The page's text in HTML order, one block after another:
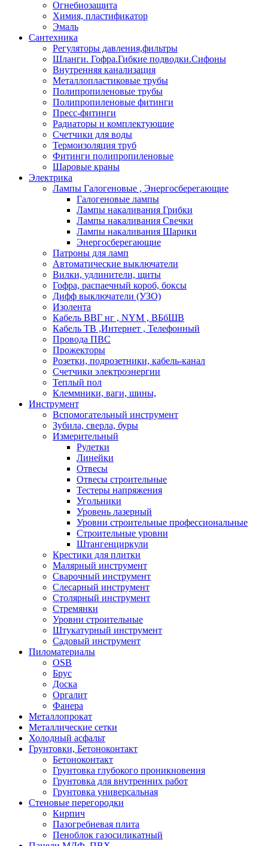
Огнебиозащита
Химия, пластификатор
Эмаль
Сантехника
Регуляторы давления,фильтры
Шланги. Гофра.Гибкие подводки.Сифоны
Внутренняя канализация
Металлопластиковые трубы
Полипропиленовые трубы
Полипропиленовые фитинги
Пресс-фитинги
Радиаторы и комплектующие
Счетчики для воды
Термоизоляция труб
Фитинги полипропиленовые
Шаровые краны
Электрика
Лампы Галогеновые , Энергосберегающие
Галогеновые лампы
Лампы накаливания Грибки
Лампы накаливания Свечки
Лампы накаливания Шарики
Энергосберегающие
Патроны для ламп
Автоматические выключатели
Вилки, удлинители, щиты
Гофра, распаечный короб, боксы
Дифф выключатели (УЗО)
Изолента
Кабель ВВГ нг , NYM , ВБбШВ
Кабель ТВ ,Интернет , Телефонный
Провода ПВС
Прожекторы
Розетки, подрозетники, кабель-канал
Счетчики электроэнергии
Теплый пол
Клеммники, ваги, шины,
Инструмент
Вспомогательный инструмент
Зубила, сверла, буры
Измерительный
Рулетки
Линейки
Отвесы
Отвесы строительные
Тестеры напряжения
Угольники
Уровень лазерный
Уровни строительные профессиональные
Строительные уровни
Штангенциркули
Крестики для плитки
Малярный инструмент
Сварочный инструмент
Слесарный инструмент
Столярный инструмент
Стремянки
Уровни строительные
Штукатурный инструмент
Садовый инструмент
Пиломатериалы
OSB
Брус
Доска
Оргалит
Фанера
Металлопрокат
Металлические сетки
Холодный асфальт
Грунтовки, Бетоноконтакт
Бетоноконтакт
Грунтовка глубокого проникновения
Грунтовка для внутренних работ
Грунтовка универсальная
Стеновые перегородки
Кирпич
Пазогребневая плита
Пеноблок газосиликатный